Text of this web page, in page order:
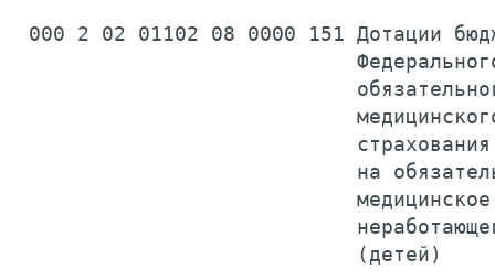
000 2 02 01102 08 0000 151 Дотации
                            страхования
на
(детей)